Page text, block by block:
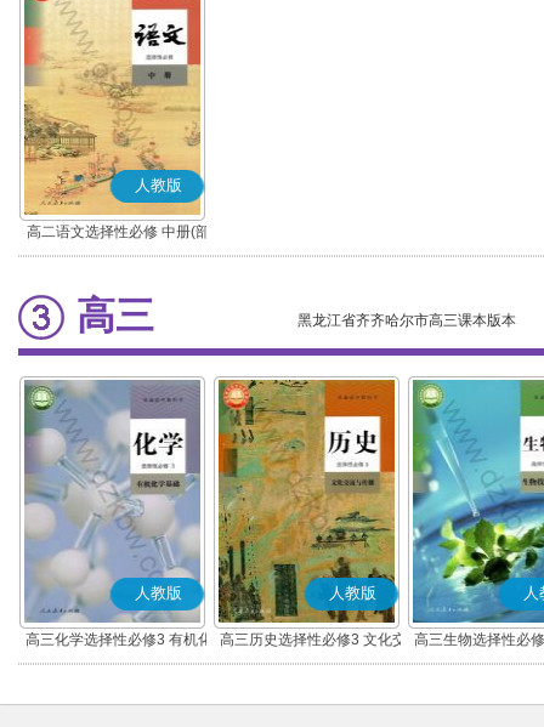
人教版
高二语文选择性必修 中册(部
编版)
高三 黑龙江省齐齐哈尔市高三课本版本
人教版
高三化学选择性必修3 有机化
学基础
人教版
高三历史选择性必修3 文化交
流与传播(部编版)
人
高三生物选择性必
术与工程